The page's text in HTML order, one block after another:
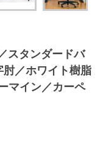
スタンダードバ
肘／ホワイト樹脂
マイン／カーペ